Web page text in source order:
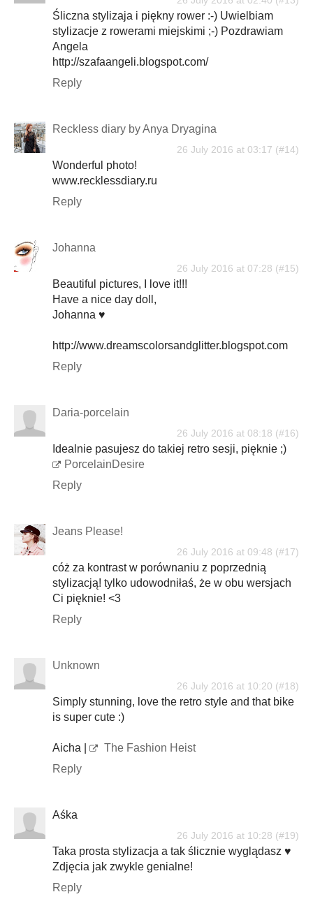
Śliczna stylizaja i piękny rower :-) Uwielbiam
stylizacje z rowerami miejskimi ;-) Pozdrawiam
Angela
http://szafaangeli.blogspot.com/
Reply
Reckless diary by Anya Dryagina
26 July 2016 at 03:17
Wonderful photo!
www.recklessdiary.ru
Reply
Johanna
26 July 2016 at 07:28
Beautiful pictures, I love it!!!
Have a nice day doll,
Johanna ♥
http://www.dreamscolorsandglitter.blogspot.com
Reply
Daria-porcelain
26 July 2016 at 08:18
Idealnie pasujesz do takiej retro sesji, pięknie ;)
PorcelainDesire
Reply
Jeans Please!
26 July 2016 at 09:48
cóż za kontrast w porównaniu z poprzednią
stylizacją! tylko udowodniłaś, że w obu wersjach
Ci pięknie! <3
Reply
Unknown
26 July 2016 at 10:20
Simply stunning, love the retro style and that bike
is super cute :)
Aicha |
The Fashion Heist
Reply
Aśka
26 July 2016 at 10:28
Taka prosta stylizacja a tak ślicznie wyglądasz ♥
Zdjęcia jak zwykle genialne!
Reply